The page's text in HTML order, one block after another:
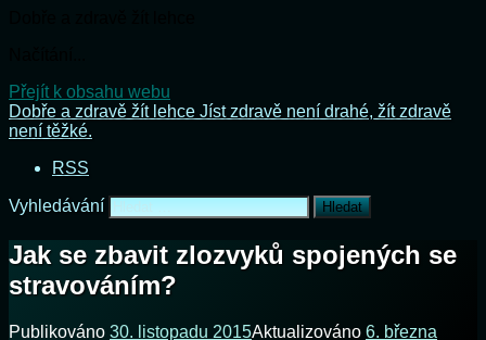
Přejít k obsahu webu
Dobře a zdravě žít lehce Jíst zdravě není drahé, žít zdravě
není těžké.
RSS
Vyhledávání
Jak se zbavit zlozvyků spojených se
stravováním?
Publikováno 30. listopadu 2015Aktualizováno 6. března